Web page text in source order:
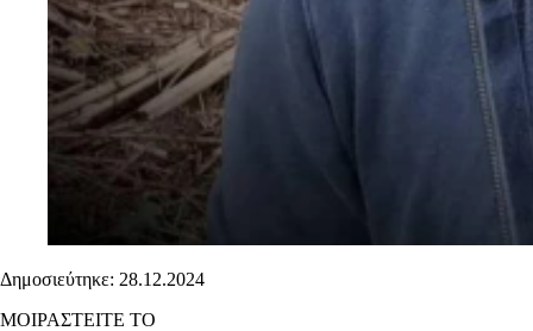
Δημοσιεύτηκε: 28.12.2024
ΜΟΙΡΑΣΤΕΙΤΕ ΤΟ